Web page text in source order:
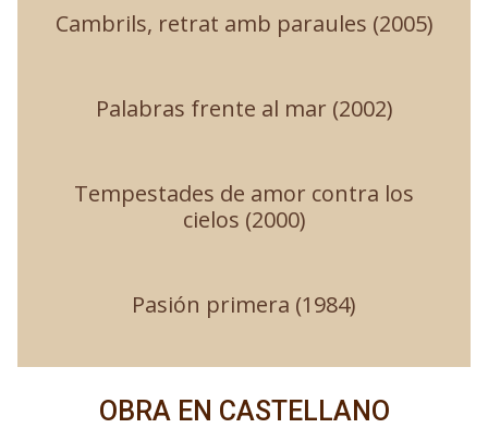
Cambrils, retrat amb paraules (2005)
Palabras frente al mar (2002)
Tempestades de amor contra los
cielos (2000)
Pasión primera (1984)
OBRA EN CASTELLANO